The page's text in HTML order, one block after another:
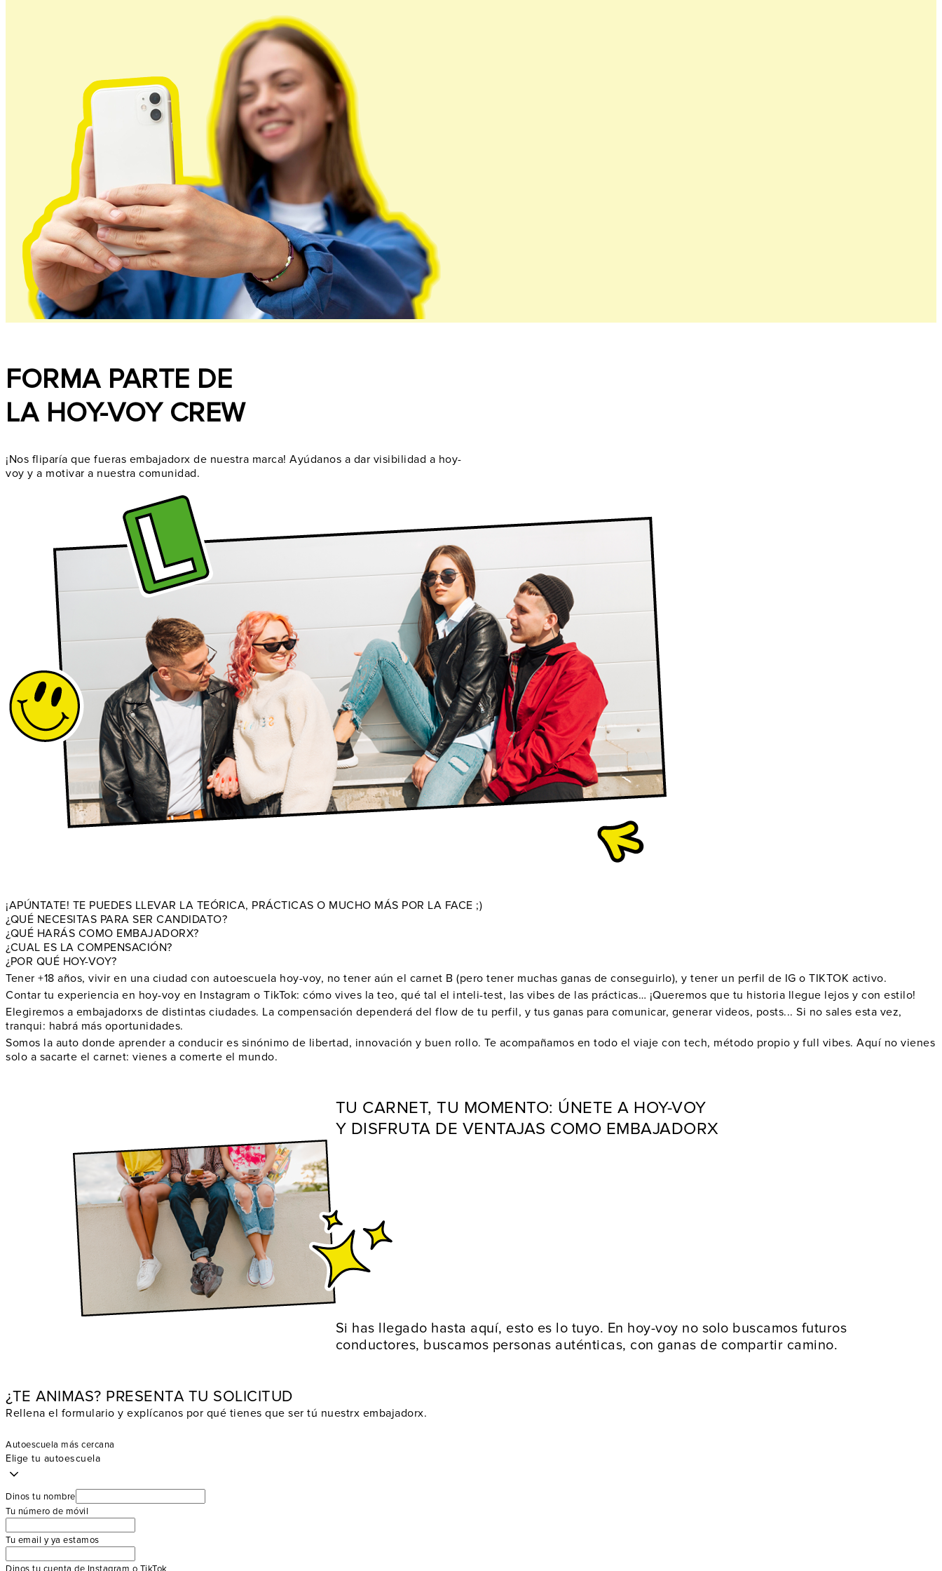
FORMA PARTE DE
LA HOY-VOY CREW
¡Nos fliparía que fueras embajadorx de nuestra marca! Ayúdanos a dar visibilidad a hoy-
voy y a motivar a nuestra comunidad.
¡APÚNTATE! TE PUEDES LLEVAR LA TEÓRICA, PRÁCTICAS O MUCHO MÁS POR LA FACE ;)
¿QUÉ NECESITAS PARA SER CANDIDATO?
¿QUÉ HARÁS COMO EMBAJADORX?
¿CUAL ES LA COMPENSACIÓN?
¿POR QUÉ HOY-VOY?
Tener +18 años, vivir en una ciudad con autoescuela hoy-voy, no tener aún el carnet B (pero tener muchas ganas de conseguirlo), y tener un perfil de IG o TIKTOK activo.
Contar tu experiencia en hoy-voy en Instagram o TikTok: cómo vives la teo, qué tal el inteli-test, las vibes de las prácticas… ¡Queremos que tu historia llegue lejos y con estilo!
Elegiremos a embajadorxs de distintas ciudades. La compensación dependerá del flow de tu perfil, y tus ganas para comunicar, generar videos, posts... Si no sales esta vez,
tranqui: habrá más oportunidades.
Somos la auto donde aprender a conducir es sinónimo de libertad, innovación y buen rollo. Te acompañamos en todo el viaje con tech, método propio y full vibes. Aquí no vienes
solo a sacarte el carnet: vienes a comerte el mundo.
TU CARNET, TU MOMENTO: ÚNETE A HOY-VOY
Y DISFRUTA DE VENTAJAS COMO EMBAJADORX
Si has llegado hasta aquí, esto es lo tuyo. En hoy-voy no solo buscamos futuros
conductores, buscamos personas auténticas, con ganas de compartir camino.
¿TE ANIMAS? PRESENTA TU SOLICITUD
Rellena el formulario y explícanos por qué tienes que ser tú nuestrx embajadorx.
Autoescuela más cercana
Elige tu autoescuela
Dinos tu nombre
Tu número de móvil
Tu email y ya estamos